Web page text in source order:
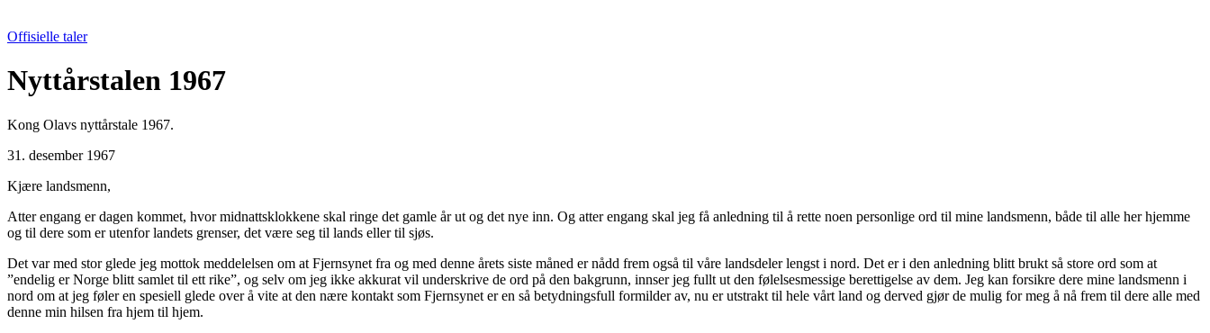
Offisielle taler
Nyttårstalen 1967
Kong Olavs nyttårstale 1967.
31. desember 1967
Kjære landsmenn,
Atter engang er dagen kommet, hvor midnattsklokkene skal ringe det gamle år ut og det nye inn. Og atter engang skal jeg få anledning til å rette noen personlige ord til mine landsmenn, både til alle her hjemme
og til dere som er utenfor landets grenser, det være seg til lands eller til sjøs.
Det var med stor glede jeg mottok meddelelsen om at Fjernsynet fra og med denne årets siste måned er nådd frem også til våre landsdeler lengst i nord. Det er i den anledning blitt brukt så store ord som at
”endelig er Norge blitt samlet til ett rike”, og selv om jeg ikke akkurat vil underskrive de ord på den bakgrunn, innser jeg fullt ut den følelsesmessige berettigelse av dem. Jeg kan forsikre dere mine landsmenn i
nord om at jeg føler en spesiell glede over å vite at den nære kontakt som Fjernsynet er en så betydningsfull formilder av, nu er utstrakt til hele vårt land og derved gjør de mulig for meg å nå frem til dere alle med
denne min hilsen fra hjem til hjem.